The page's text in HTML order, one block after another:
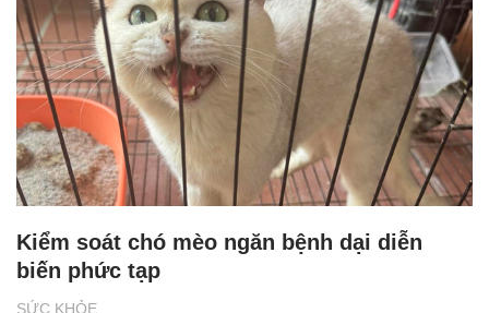
SỨC KHỎE
Kiểm soát chó mèo ngăn bệnh dại diễn
biến phức tạp